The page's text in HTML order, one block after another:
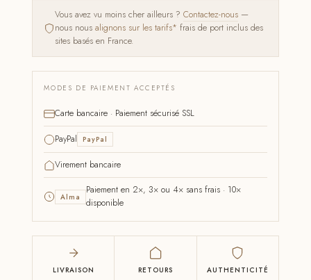
Vous avez vu moins cher ailleurs ?Contactez-nous —
nous nousalignons sur les tarifs* frais de port inclus des
sites basés en France.
MODES DE PAIEMENT ACCEPTÉS
Carte bancaire · Paiement sécurisé SSL
PayPal PayPal
Virement bancaire
Alma
Paiement en 2×, 3× ou 4× sans frais · 10×
disponible
LIVRAISON RETOURS AUTHENTICITÉ